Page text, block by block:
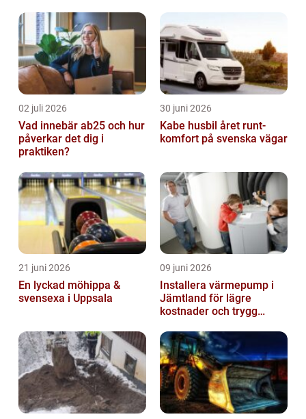
02 juli 2026
Vad innebär ab25 och hur
påverkar det dig i
praktiken?
30 juni 2026
Kabe husbil året runt-
komfort på svenska vägar
21 juni 2026
En lyckad möhippa &
svensexa i Uppsala
09 juni 2026
Installera värmepump i
Jämtland för lägre
kostnader och trygg